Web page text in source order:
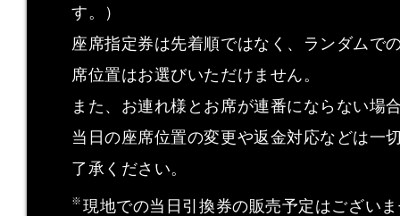
す。）
座席指定券は先着順ではなく、ランダムで
席位置はお選びいただけません。
また、お連れ様とお席が連番にならない場
当日の座席位置の変更や返金対応などは一
了承ください。
現地での当日引換券の販売予定はござい